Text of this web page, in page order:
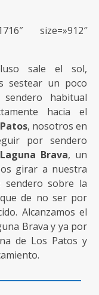
size=»912″
sale el sol,
sestear un poco
habitual
hacia el
, nosotros en
por sendero
Laguna Brava, un
girar a nuestra
sobre la
de no ser por
Alcanzamos el
Brava y ya por
de Los Patos y